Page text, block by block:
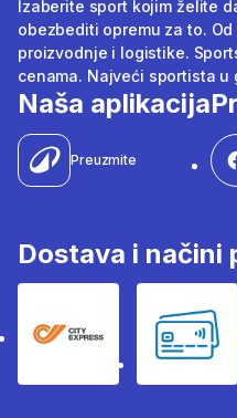
Izaberite sport kojim želite
obezbediti opremu za to.
proizvodnje i logistike.
cenama. Najveći sportista u
Naša aplikacija
Preuzmite
Dostava i načini
City Express